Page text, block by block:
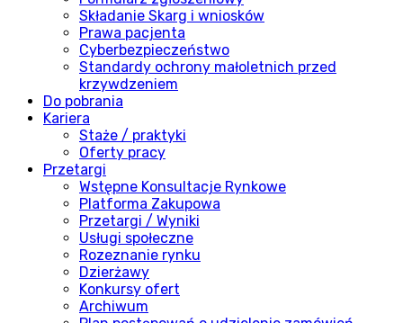
Składanie Skarg i wniosków
Prawa pacjenta
Cyberbezpieczeństwo
Standardy ochrony małoletnich przed
krzywdzeniem
Do pobrania
Kariera
Staże / praktyki
Oferty pracy
Przetargi
Wstępne Konsultacje Rynkowe
Platforma Zakupowa
Przetargi / Wyniki
Usługi społeczne
Rozeznanie rynku
Dzierżawy
Konkursy ofert
Archiwum